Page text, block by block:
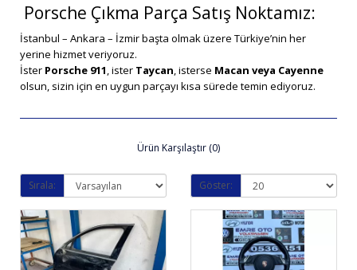
Porsche Çıkma Parça Satış Noktamız:
İstanbul – Ankara – İzmir başta olmak üzere Türkiye’nin her
yerine hizmet veriyoruz.
İster Porsche 911, ister Taycan, isterse Macan veya Cayenne
olsun, sizin için en uygun parçayı kısa sürede temin ediyoruz.
Ürün Karşılaştır (0)
Sırala: Göster: